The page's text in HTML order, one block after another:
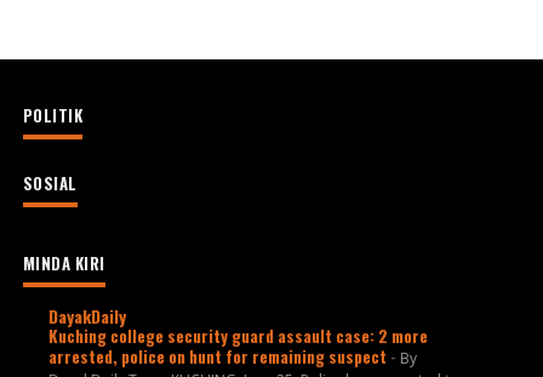
POLITIK
SOSIAL
MINDA KIRI
DayakDaily
Kuching college security guard assault case: 2 more
arrested, police on hunt for remaining suspect - By